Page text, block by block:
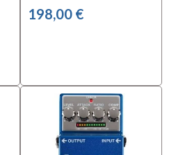
198,00 €